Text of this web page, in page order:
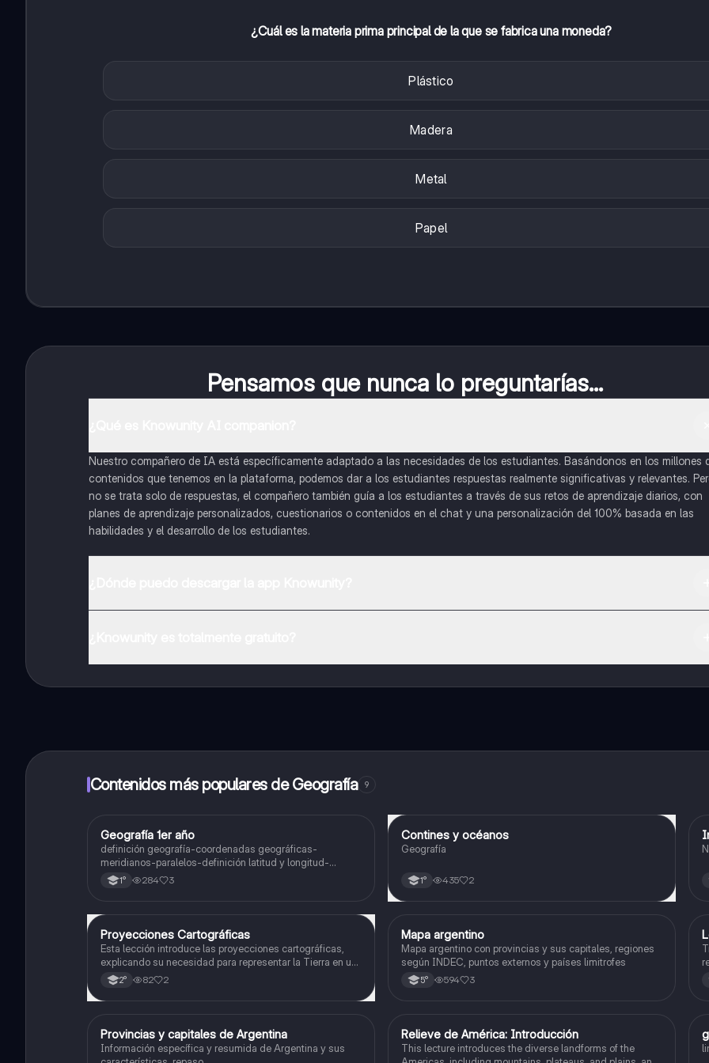
¿Cuál es la materia prima principal de la que se fabrica una moneda?
Plástico
Madera
Metal
Papel
Pensamos que nunca lo preguntarías...
Nuestro compañero de IA está específicamente adaptado a las necesidades de los estudiantes. Basándonos en los millones
contenidos que tenemos en la plataforma, podemos dar a los estudiantes respuestas realmente significativas y relevantes.
no se trata solo de respuestas, el compañero también guía a los estudiantes a través de sus retos de aprendizaje diarios, con
planes de aprendizaje personalizados, cuestionarios o contenidos en el chat y una personalización del 100% basada en las
habilidades y el desarrollo de los estudiantes.
inmeditamente. Puedes ganar dinero utilizando la aplicación, que te permitirá acceder a determinadas funciones.
Contenidos más populares de Geografía 9
Geografía
Geografía 1er año
definición geografía-coordenadas geográficas-
meridianos-paralelos-definición latitud y longitud-
elementos del mapa-definición mapa-localización
relativa y absoluta
1° 284 3
Geografía
Contines y océanos
Geografía
1° 435 2
Geografía
Proyecciones Cartográficas
Esta lección introduce las proyecciones cartográficas,
explicando su necesidad para representar la Tierra en un
plano y la selección de la proyección más adecuada para
minimizar distorsiones.
2° 82 2
Geografía
Mapa argentino
Mapa argentino con provincias y sus capitales, regiones
según INDEC, puntos externos y países limitrofes
5° 594 3
Geografía
Provincias y capitales de Argentina
Información específica y resumida de Argentina y sus
Geografía
Relieve de América: Introducción
This lecture introduces the diverse landforms of the